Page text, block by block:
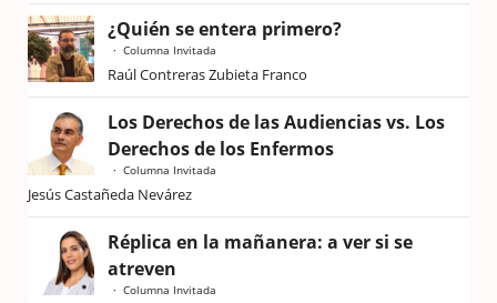
¿Quién se entera primero?
Columna Invitada
Raúl Contreras Zubieta Franco
Los Derechos de las Audiencias vs. Los
Derechos de los Enfermos
Columna Invitada
Jesús Castañeda Nevárez
Réplica en la mañanera: a ver si se
atreven
Columna Invitada